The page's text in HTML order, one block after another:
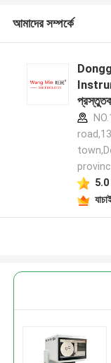
আমাদের সম্পর্কে
5.0